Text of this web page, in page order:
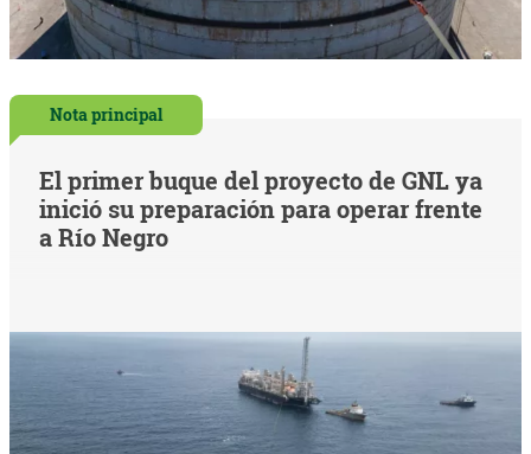
Nota principal
El primer buque del proyecto de GNL ya
inició su preparación para operar frente
a Río Negro